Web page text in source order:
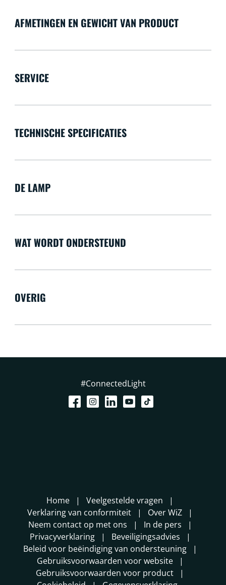
AFMETINGEN EN GEWICHT VAN PRODUCT
SERVICE
TECHNISCHE SPECIFICATIES
DE LAMP
WAT WORDT ONDERSTEUND
OVERIG
#ConnectedLight
Home
Veelgestelde vragen
Verklaring van conformiteit
Over WiZ
Neem contact op met ons
In de pers
Privacyverklaring
Beveiligingsadvies
Beleid voor beëindiging van ondersteuning
Gebruiksvoorwaarden voor website
Gebruiksvoorwaarden voor product